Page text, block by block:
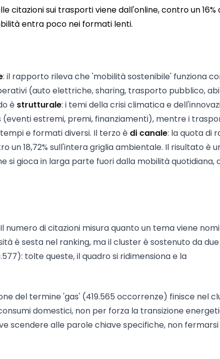
citazioni sui trasporti viene dall'online, contro un 16%
entra poco nei formati lenti.
: il rapporto rileva che 'mobilità sostenibile' funziona
(auto elettriche, sharing, trasporto pubblico,
è strutturale: i temi della crisi climatica e
estremi, premi, finanziamenti), mentre i
e formati diversi. Il terzo è di canale: la quota di
un 18,72% sull'intera griglia ambientale. Il risultato è
gioca in larga parte fuori dalla mobilità quotidiana,
numero di citazioni misura quanto un tema viene
è sesta nel ranking, ma il cluster è sostenuto da
tolte queste, il quadro si ridimensiona e la
del termine 'gas' (419.565 occorrenze) finisce nel
domestici, non per forza la transizione
scendere alle parole chiave specifiche, non